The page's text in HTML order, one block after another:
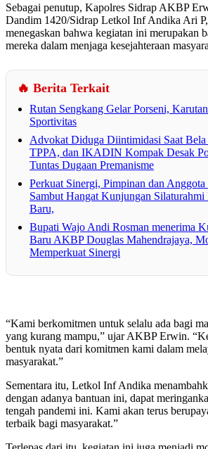
Sebagai penutup, Kapolres Sidrap AKBP
Dandim 1420/Sidrap Letkol Inf Andika Ari
menegaskan bahwa kegiatan ini merupakan
mereka dalam menjaga kesejahteraan
🔥 Berita Terkait
Rutan Sengkang Gelar Porseni,
Sportivitas
Advokat Diduga Diintimidasi Saat
TPPA, dan IKADIN Kompak Desak
Tuntas Dugaan Premanisme
Perkuat Sinergi, Pimpinan dan
Sambut Hangat Kunjungan
Baru,
Bupati Wajo Andi Rosman menerima
Baru AKBP Douglas Mahendrajaya,
Memperkuat Sinergi
“Kami berkomitmen untuk selalu ada bagi
yang kurang mampu,” ujar AKBP Erwin.
bentuk nyata dari komitmen kami dalam
masyarakat.”
Sementara itu, Letkol Inf Andika
dengan adanya bantuan ini, dapat
tengah pandemi ini. Kami akan terus
terbaik bagi masyarakat.”